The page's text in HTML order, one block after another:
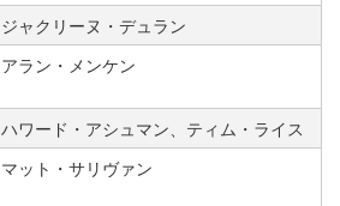
ジャクリーヌ・デュラン
アラン・メンケン
ハワード・アシュマン、ティム・ライス
マット・サリヴァン